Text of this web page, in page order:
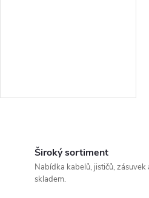
Široký sortiment
Nabídka kabelů, jističů,
skladem.